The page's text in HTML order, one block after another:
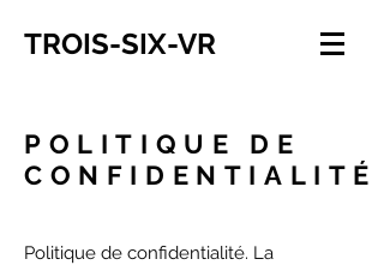
TROIS-SIX-VR
POLITIQUE DE
CONFIDENTIALITÉ
Politique de confidentialité. La